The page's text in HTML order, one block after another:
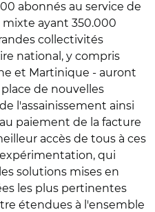
abonnés au service de
ayant 350.000
collectivités
national, y compris
et Martinique - auront
de nouvelles
l'assainissement ainsi
paiement de la facture
accès de tous à ces
qui
solutions mises en
les plus pertinentes
étendues à l'ensemble